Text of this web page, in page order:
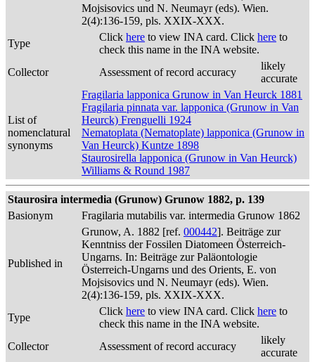
Mojsisovics und N. Neumayr (eds). Wien.
2(4):136-159, pls. XXIX-XXX.
Type
Click here to view INA card. Click here to
check this name in the INA website.
Collector
Assessment of record accuracy
likely
accurate
List of
nomenclatural
synonyms
Fragilaria lapponica Grunow in Van Heurck 1881
Fragilaria pinnata var. lapponica (Grunow in Van
Heurck) Frenguelli 1924
Nematoplata (Nematoplate) lapponica (Grunow in
Van Heurck) Kuntze 1898
Staurosirella lapponica (Grunow in Van Heurck)
Williams & Round 1987
Staurosira intermedia (Grunow) Grunow 1882, p. 139
Basionym
Fragilaria mutabilis var. intermedia Grunow 1862
Published in
Grunow, A. 1882 [ref. 000442]. Beiträge zur
Kenntniss der Fossilen Diatomeen Österreich-
Ungarns. In: Beiträge zur Paläontologie
Österreich-Ungarns und des Orients, E. von
Mojsisovics und N. Neumayr (eds). Wien.
2(4):136-159, pls. XXIX-XXX.
Type
Click here to view INA card. Click here to
check this name in the INA website.
Collector
Assessment of record accuracy
likely
accurate